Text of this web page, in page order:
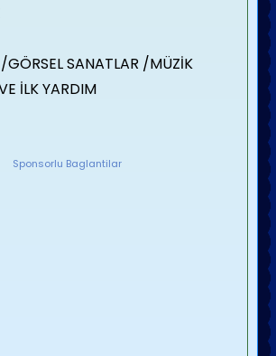
GÖRSEL SANATLAR /MÜZİK
İLK YARDIM
Sponsorlu Baglantilar